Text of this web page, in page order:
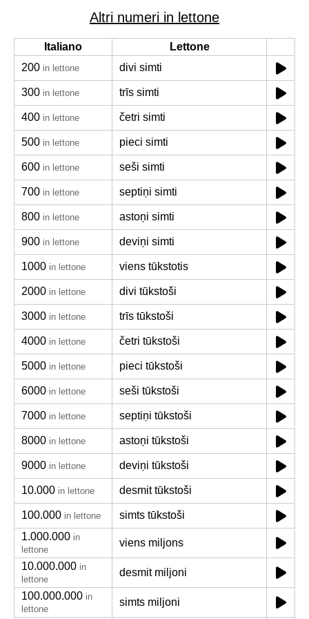
Altri numeri in lettone
Italiano
Lettone
200 in lettone divi simti
300 in lettone trīs simti
400 in lettone četri simti
500 in lettone pieci simti
600 in lettone seši simti
700 in lettone septiņi simti
800 in lettone astoņi simti
900 in lettone deviņi simti
1000 in lettone viens tūkstotis
2000 in lettone divi tūkstoši
3000 in lettone trīs tūkstoši
4000 in lettone četri tūkstoši
5000 in lettone pieci tūkstoši
6000 in lettone seši tūkstoši
7000 in lettone septiņi tūkstoši
8000 in lettone astoņi tūkstoši
9000 in lettone deviņi tūkstoši
10.000 in lettone desmit tūkstoši
100.000 in lettone
simts tūkstoši
1.000.000 in
lettone
viens miljons
10.000.000 in
lettone
desmit miljoni
100.000.000 in
lettone
simts miljoni